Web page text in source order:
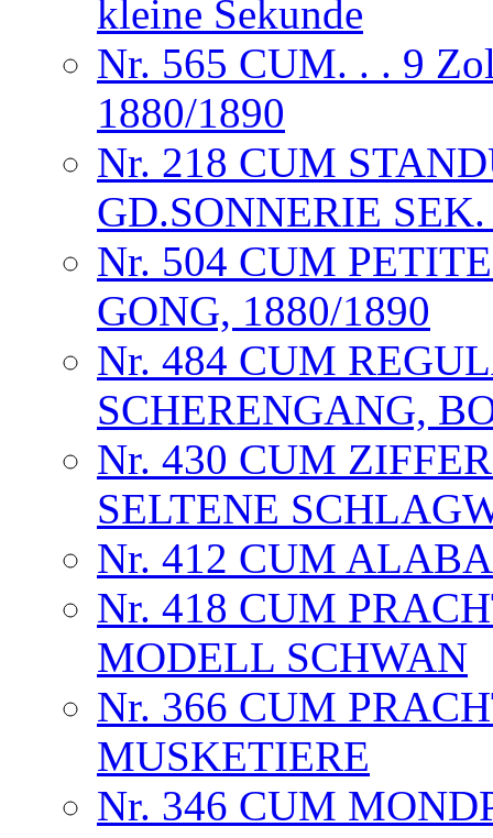
kleine Sekunde
Nr. 565 CUM. . . 9
1880/1890
Nr. 218 CUM
GD.SONNERIE
Nr. 504 CUM
GONG, 1880/1890
Nr. 484 CUM
SCHERENGANG,
Nr. 430 CUM
SELTENE
Nr. 412 CUM
Nr. 418 CUM
MODELL SCHWAN
Nr. 366 CUM
MUSKETIERE
Nr. 346 CUM